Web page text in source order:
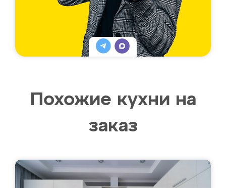
Похожие кухни на
заказ